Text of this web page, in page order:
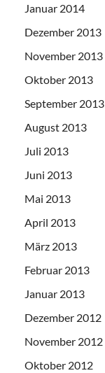
Januar 2014
Dezember 2013
November 2013
Oktober 2013
September 2013
August 2013
Juli 2013
Juni 2013
Mai 2013
April 2013
März 2013
Februar 2013
Januar 2013
Dezember 2012
November 2012
Oktober 2012